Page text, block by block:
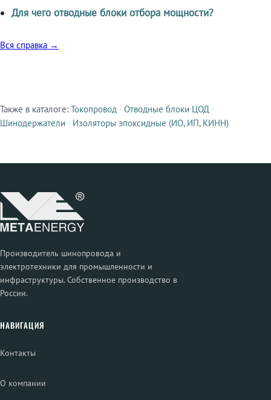
Для чего отводные блоки отбора мощности?
Вся справка →
Смежные продукты
Также в каталоге: Токопровод · Отводные блоки ЦОД ·
Шинодержатели · Изоляторы эпоксидные (ИО, ИП, КИНН)
Производитель шинопровода и
электротехники для промышленности и
инфраструктуры. Собственное производство в
России.
НАВИГАЦИЯ
Контакты
О компании